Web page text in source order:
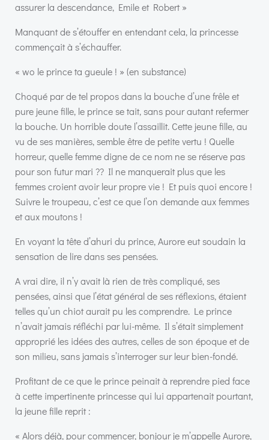
assurer la descendance, Emile et Robert »
Manquant de s’étouffer en entendant cela, la princesse
commençait à s’échauffer.
« wo le prince ta gueule ! » (en substance)
Choqué par de tel propos dans la bouche d’une frêle et
pure jeune fille, le prince se tait, sans pour autant refermer
la bouche. Un horrible doute l’assaillit. Cette jeune fille, au
vu de ses manières, semble être de petite vertu ! Quelle
horreur, quelle femme digne de ce nom ne se réserve pas
pour son futur mari ?? Il ne manquerait plus que les
femmes croient avoir leur propre vie ! Et puis quoi encore !
Suivre le troupeau, c’est ce que l’on demande aux femmes
et aux moutons !
En voyant la tête d’ahuri du prince, Aurore eut soudain la
sensation de lire dans ses pensées.
A vrai dire, il n’y avait là rien de très compliqué, ses
pensées, ainsi que l’état général de ses réflexions, étaient
telles qu’un chiot aurait pu les comprendre. Le prince
n’avait jamais réfléchi par lui-même. Il s’était simplement
approprié les idées des autres, celles de son époque et de
son milieu, sans jamais s’interroger sur leur bien-fondé.
Profitant de ce que le prince peinait à reprendre pied face
à cette impertinente princesse qui lui appartenait pourtant,
la jeune fille reprit :
« Alors déjà, pour commencer, bonjour je m’appelle Aurore,